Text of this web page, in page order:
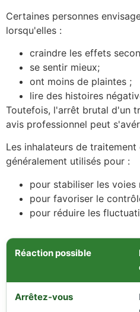
Certaines personnes
lorsqu'elles :
craindre les effets
se sentir mieux;
ont moins de plaintes ;
lire des histoires
Toutefois, l'arrêt brutal d'un
avis professionnel peut
Les inhalateurs de
généralement utilisés pour :
pour stabiliser les voies
pour favoriser le
pour réduire les
Réaction possible
Arrêtez-vous